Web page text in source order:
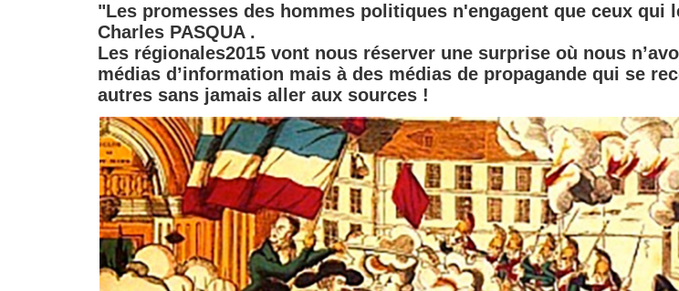
"Les promesses des hommes politiques n'engagent que ceux qui
Charles PASQUA .
Les régionales2015 vont nous réserver une surprise où nous
médias d’information mais à des médias de propagande qui se
autres sans jamais aller aux sources !